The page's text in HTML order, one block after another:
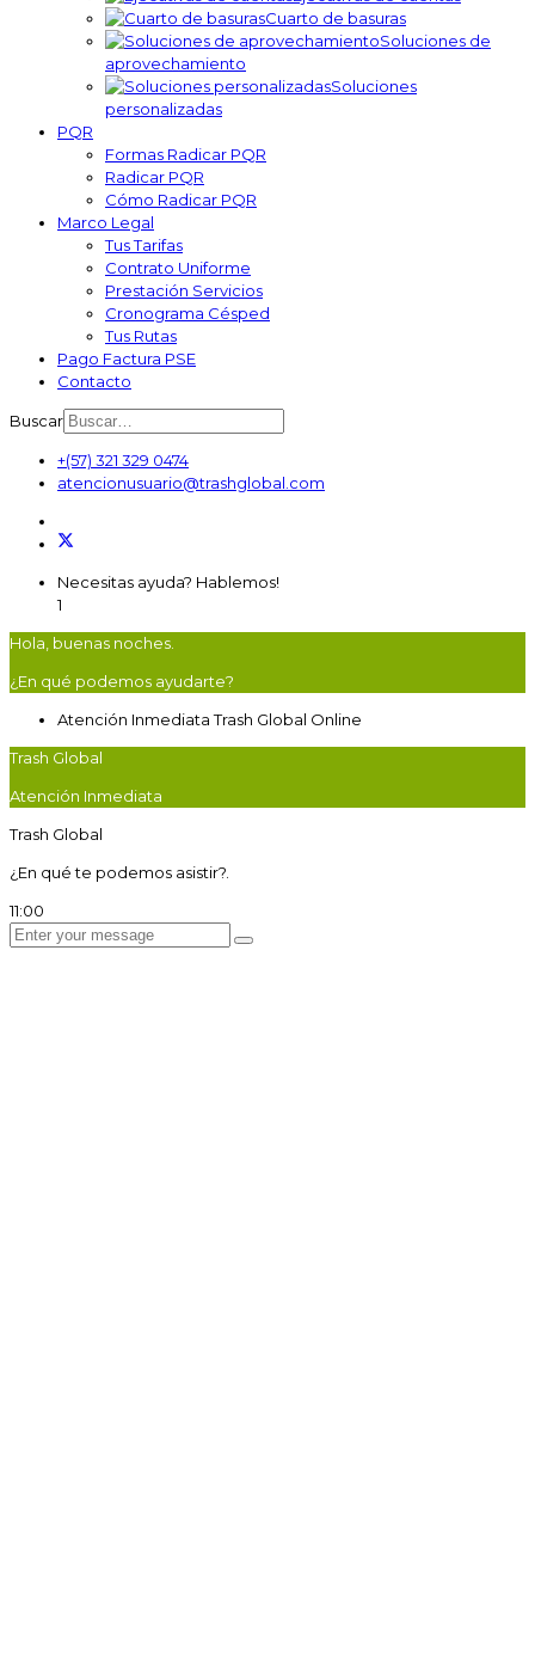
Cuarto de basuras
Soluciones de
aprovechamiento
Soluciones
personalizadas
PQR
Formas Radicar PQR
Radicar PQR
Cómo Radicar PQR
Marco Legal
Tus Tarifas
Contrato Uniforme
Prestación Servicios
Cronograma Césped
Tus Rutas
Pago Factura PSE
Contacto
Buscar
+(57) 321 329 0474
atencionusuario@trashglobal.com
Necesitas ayuda? Hablemos!
1
Hola, buenas noches.
¿En qué podemos ayudarte?
Atención Inmediata Trash Global Online
Trash Global
Atención Inmediata
Trash Global
¿En qué te podemos asistir?.
11:00